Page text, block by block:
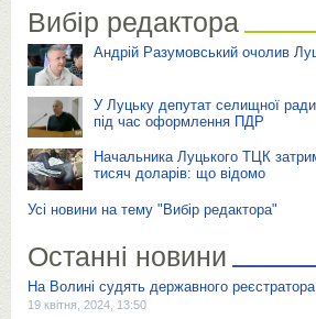
Вибір редактора
Андрій Разумовський очолив
У Луцьку депутат селищної
під час оформлення ПДР
Начальника Луцького ТЦК
тисяч доларів: що відомо
Усі новини на тему "Вибір редактора"
Останні новини
На Волині судять державного реєстратора
19 квітня, 2024, 13:50